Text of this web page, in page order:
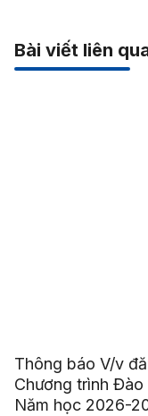
Bài viết liên
Thông báo V/v
Chương trình Đào
Năm học 2026-